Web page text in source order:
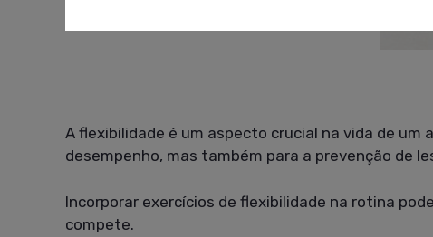
A flexibilidade é um aspecto crucial na vida de
desempenho, mas também para a prevenção de
Incorporar exercícios de flexibilidade na rotina
compete.